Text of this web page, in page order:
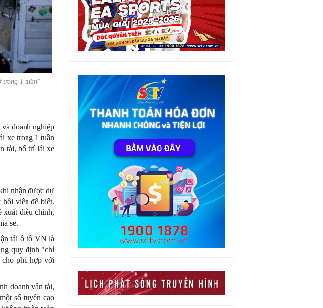
trong 1 tuần"
doanh nghiệp
xe trong 1 tuần
tải, bố trí lái xe
nhận được dự
hội viên để biết.
xuất điều chỉnh,
sẻ.
tải ô tô VN là
quy định "chỉ
phù hợp với
doanh vận tải,
số tuyến cao